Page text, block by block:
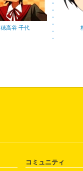
穂高谷 千代
コミュニティ